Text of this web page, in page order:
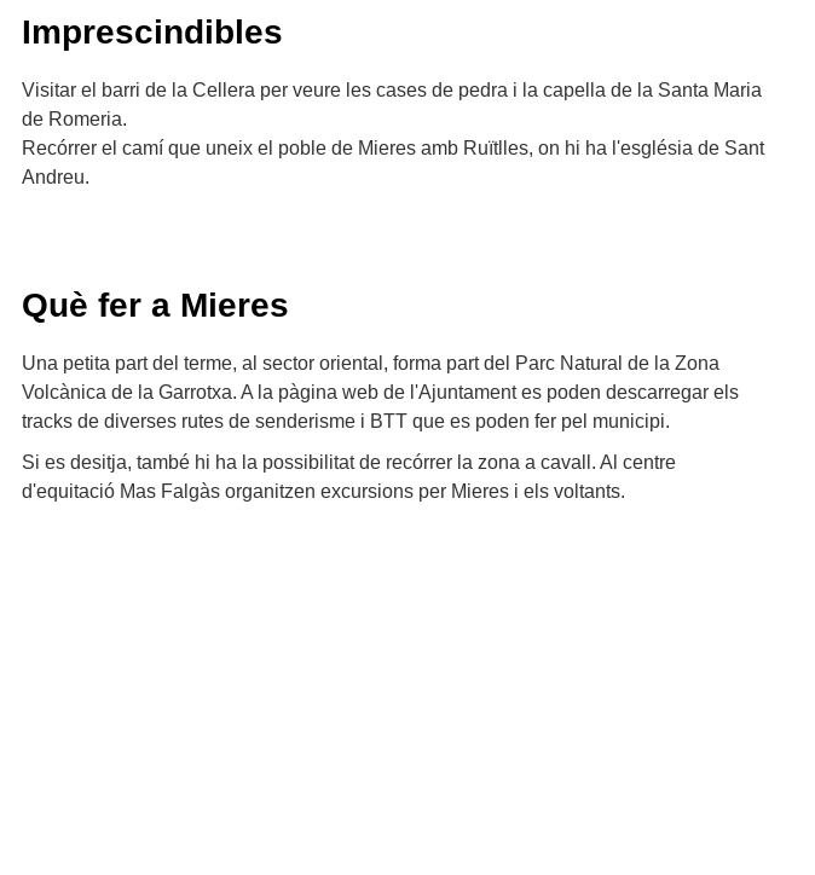
Imprescindibles
Visitar el barri de la Cellera per veure les cases de pedra i la capella de la Santa Maria
de Romeria.
Recórrer el camí que uneix el poble de Mieres amb Ruïtlles, on hi ha l'església de Sant
Andreu.
Què fer a Mieres
Una petita part del terme, al sector oriental, forma part del Parc Natural de la Zona
Volcànica de la Garrotxa. A la pàgina web de l'Ajuntament es poden descarregar els
tracks de diverses rutes de senderisme i BTT que es poden fer pel municipi.
Si es desitja, també hi ha la possibilitat de recórrer la zona a cavall. Al centre
d'equitació Mas Falgàs organitzen excursions per Mieres i els voltants.